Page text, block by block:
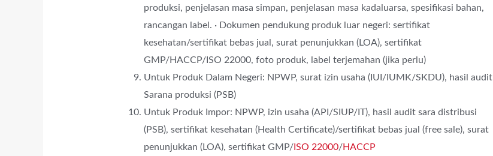
produksi, penjelasan masa simpan, penjelasan masa kadaluarsa, spesifikasi bahan,
rancangan label. ∙ Dokumen pendukung produk luar negeri: sertifikat
kesehatan/sertifikat bebas jual, surat penunjukkan (LOA), sertifikat
GMP/HACCP/ISO 22000, foto produk, label terjemahan (jika perlu)
Untuk Produk Dalam Negeri: NPWP, surat izin usaha (IUI/IUMK/SKDU), hasil audit
Sarana produksi (PSB)
Untuk Produk Impor: NPWP, izin usaha (API/SIUP/IT), hasil audit sara distribusi
(PSB), sertifikat kesehatan (Health Certificate)/sertifikat bebas jual (free sale), surat
penunjukkan (LOA), sertifikat GMP/ ISO 22000/HACCP